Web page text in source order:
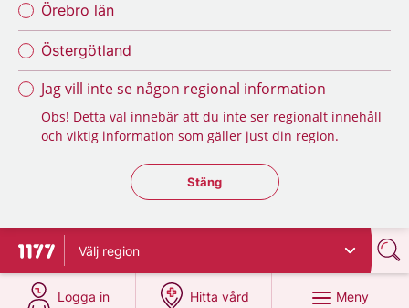
Örebro län
Östergötland
Jag vill inte se någon regional information
Obs! Detta val innebär att du inte ser regionalt innehåll
och viktig information som gäller just din region.
Stäng regionsväljaren
Stäng
Till startsidan för 1177
Välj region
Logga in
på 1177.se
Hitta vård
på 1177.se
Meny